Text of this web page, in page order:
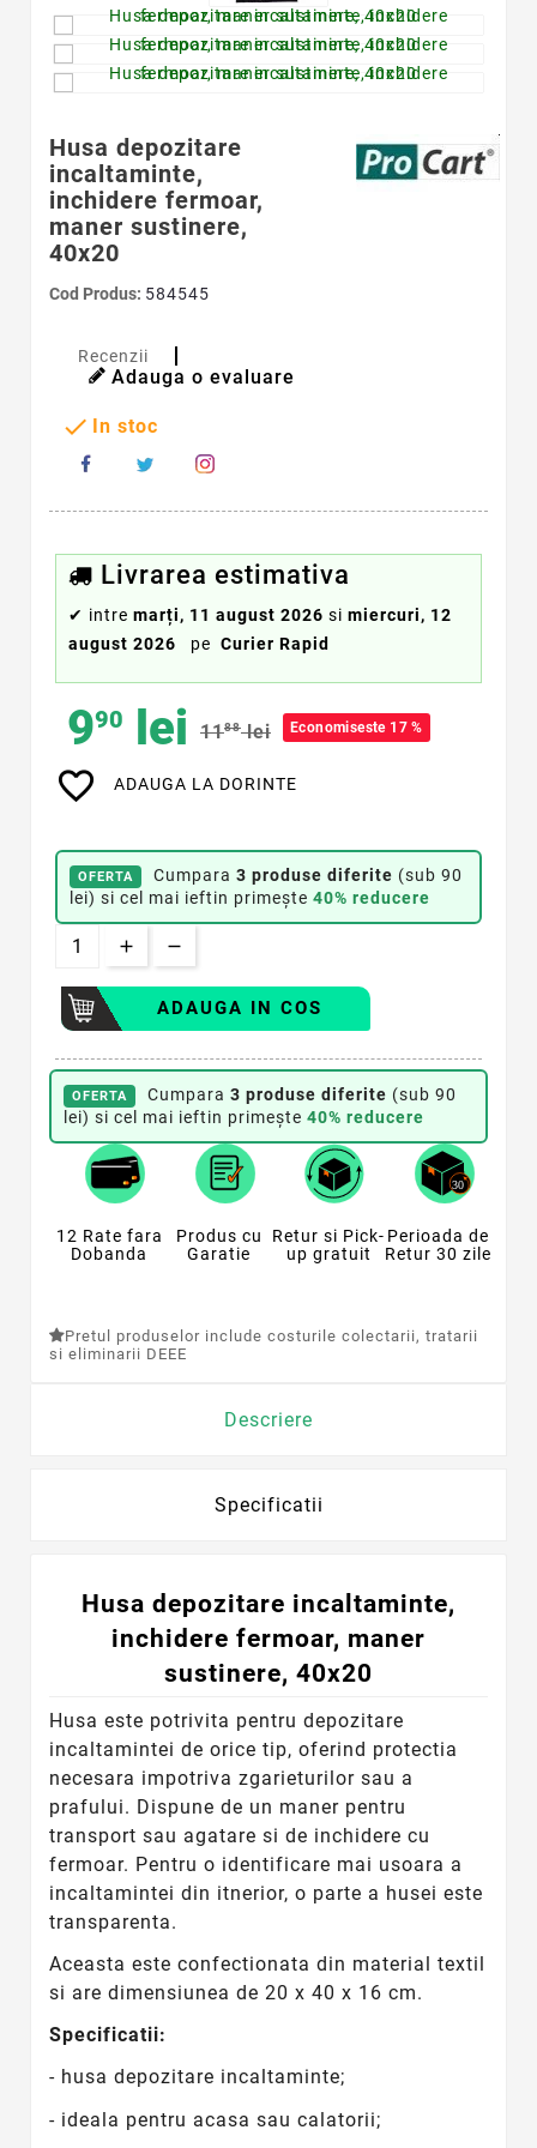
Husa depozitare
incaltaminte,
inchidere fermoar,
maner sustinere,
40x20
Cod Produs: 584545
Recenzii
Adauga o evaluare
 In stoc
Livrarea estimativa
✔ intre marți, 11 august 2026 si miercuri, 12
august 2026
pe Curier Rapid
990 lei 1188 lei Economiseste 17 %
favorite_border ADAUGA LA DORINTE
OFERTA Cumpara 3 produse diferite (sub 90
lei) si cel mai ieftin primește 40% reducere
ADAUGA IN COS
OFERTA Cumpara 3 produse diferite (sub 90
lei) si cel mai ieftin primește 40% reducere
12 Rate fara
Dobanda
Produs cu
Garatie
Retur si Pick-
up gratuit
Perioada de
Retur 30 zile
Pretul produselor include costurile colectarii, tratarii
si eliminarii DEEE
Descriere
Specificatii
Husa depozitare incaltaminte,
inchidere fermoar, maner
sustinere, 40x20
Husa este potrivita pentru depozitare
incaltamintei de orice tip, oferind protectia
necesara impotriva zgarieturilor sau a
prafului. Dispune de un maner pentru
transport sau agatare si de inchidere cu
fermoar. Pentru o identificare mai usoara a
incaltamintei din itnerior, o parte a husei este
transparenta.
Aceasta este confectionata din material textil
si are dimensiunea de 20 x 40 x 16 cm.
Specificatii:
- husa depozitare incaltaminte;
- ideala pentru acasa sau calatorii;